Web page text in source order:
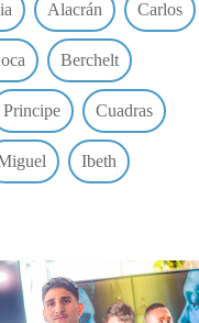
Alacrán Carlos
Berchelt
Principe Cuadras
Ibeth